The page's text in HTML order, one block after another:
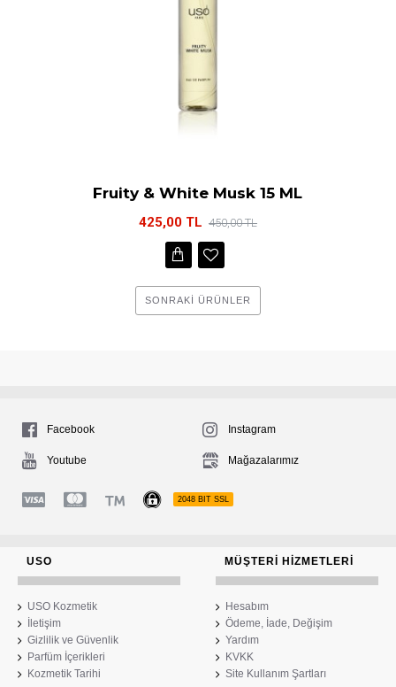
Fruity & White Musk 15 ML
425,00 TL 450,00 TL
SONRAKI ÜRÜNLER
Facebook Instagram
Youtube Mağazalarımız
2048 BIT SSL
USO
USO Kozmetik
İletişim
Gizlilik ve Güvenlik
Parfüm İçerikleri
Kozmetik Tarihi
MÜŞTERI HIZMETLERI
Hesabım
Ödeme, İade, Değişim
Yardım
KVKK
Site Kullanım Şartları